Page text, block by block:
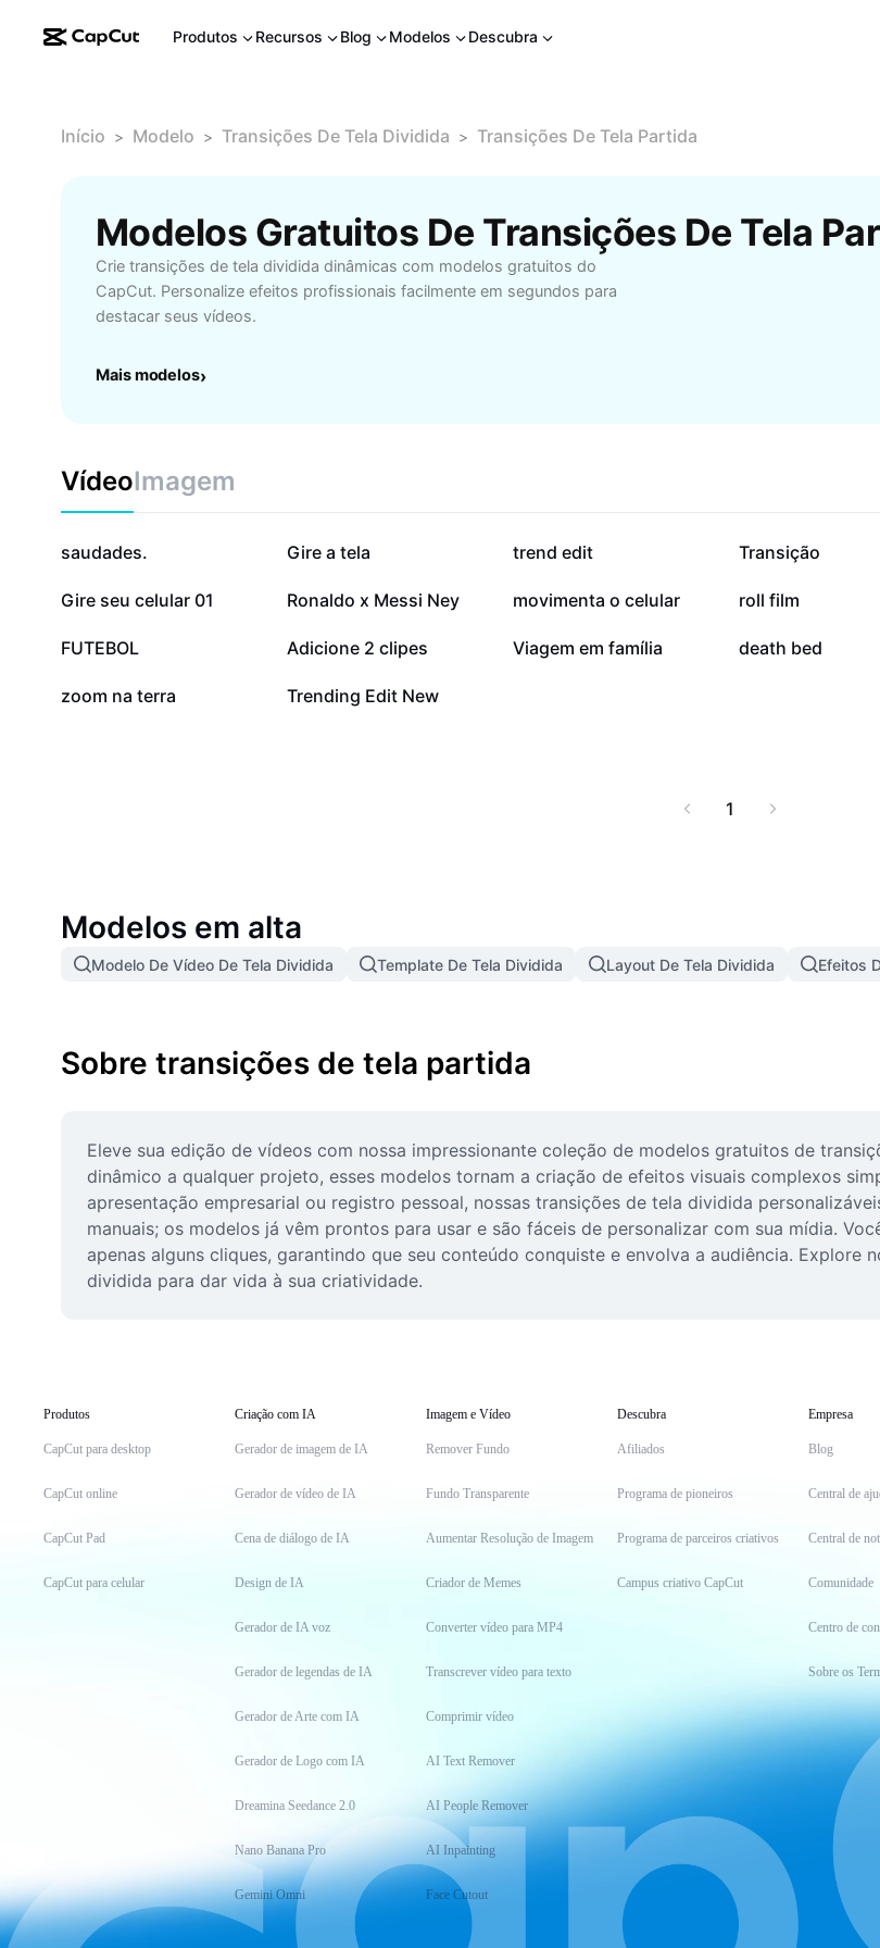
Produtos Recursos Blog Modelos Descubra
Início > Modelo > Transições De Tela Dividida > Transições De Tela Partida
Crie transições de tela dividida dinâmicas com modelos gratuitos do
CapCut. Personalize efeitos profissionais facilmente em segundos para
destacar seus vídeos.
Mais modelos›
VídeoImagem
224,8 mil
saudades. 44,7 mil
Gire a tela 39,3 mil
trend edit 21,1 mil
Transição
15,8 mil
Gire seu celular 01 14,9 mil
Ronaldo x Messi Ney 12,8 mil
movimenta o celular 12,4 mil
roll film
7,4 mil
FUTEBOL 6,8 mil
Adicione 2 clipes 4,2 mil
Viagem em família 3,5 mil
death bed
804
zoom na terra 510
Trending Edit New
1
Modelos em alta
Modelo De Vídeo De Tela Dividida Template De Tela Dividida Layout De Tela Dividida Efeitos
Sobre transições de tela partida
Eleve sua edição de vídeos com nossa impressionante coleção de modelos gratuitos de
dinâmico a qualquer projeto, esses modelos tornam a criação de efeitos visuais complexos
apresentação empresarial ou registro pessoal, nossas transições de tela dividida
manuais; os modelos já vêm prontos para usar e são fáceis de personalizar com sua mídia.
apenas alguns cliques, garantindo que seu conteúdo conquiste e envolva a audiência.
dividida para dar vida à sua criatividade.
Produtos
CapCut para desktop
CapCut online
CapCut Pad
CapCut para celular
Criação com IA
Gerador de imagem de IA
Gerador de vídeo de IA
Cena de diálogo de IA
Design de IA
Gerador de IA voz
Gerador de legendas de IA
Gerador de Arte com IA
Gerador de Logo com IA
Dreamina Seedance 2.0
Nano Banana Pro
Gemini Omni
Imagem e Vídeo
Remover Fundo
Fundo Transparente
Aumentar Resolução de Imagem
Criador de Memes
Converter vídeo para MP4
Transcrever vídeo para texto
Comprimir vídeo
AI Text Remover
AI People Remover
AI Inpainting
Face Cutout
Descubra
Afiliados
Programa de pioneiros
Programa de parceiros criativos
Campus criativo CapCut
Empresa
Blog
Central de
Central de
Comunidade
Centro de